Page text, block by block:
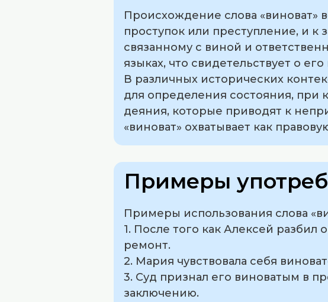
Происхождение слова «виноват»
проступок или преступление, и к
связанному с виной и
языках, что свидетельствует о
В различных исторических
для определения состояния, при
деяния, которые приводят к
«виноват» охватывает как
Примеры
Примеры использования слова
1. После того как Алексей разбил
ремонт.
2. Мария чувствовала себя
3. Суд признал его виноватым в
заключению.